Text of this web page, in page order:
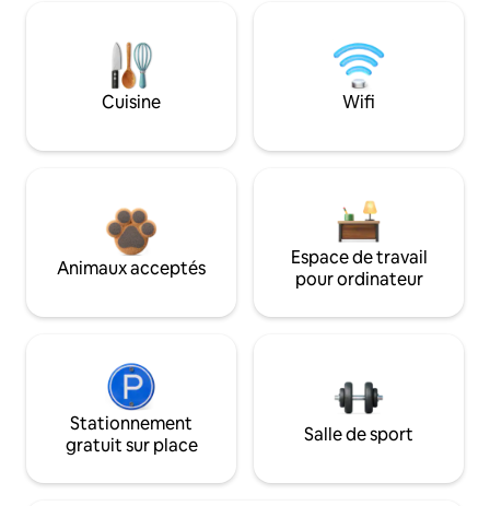
Cuisine Wifi
Animaux acceptés
Espace de travail
pour ordinateur
Stationnement
gratuit sur place
Salle de sport